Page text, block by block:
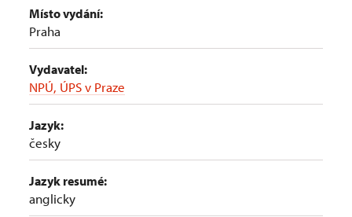
Místo vydání:
Praha
Vydavatel:
NPÚ, ÚPS v Praze
Jazyk:
česky
Jazyk resumé:
anglicky